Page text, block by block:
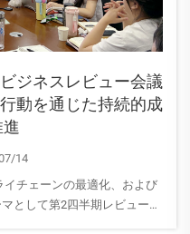
ジネスレビュー会議
動を通じた持続的成
14
チェーンの最適化、および
として第2四半期レビューを